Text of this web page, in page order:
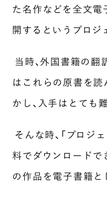
た名作などを全文電
開するというプロジ
当時、外国書籍の翻
はこれらの原書を読
かし、入手はとても
そんな時、「プロジ
料でダウンロードで
の作品を電子書籍と